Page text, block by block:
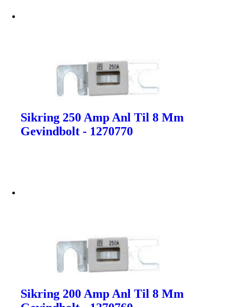
Sikring 250 Amp Anl Til 8 Mm
Gevindbolt - 1270770
Sikring 200 Amp Anl Til 8 Mm